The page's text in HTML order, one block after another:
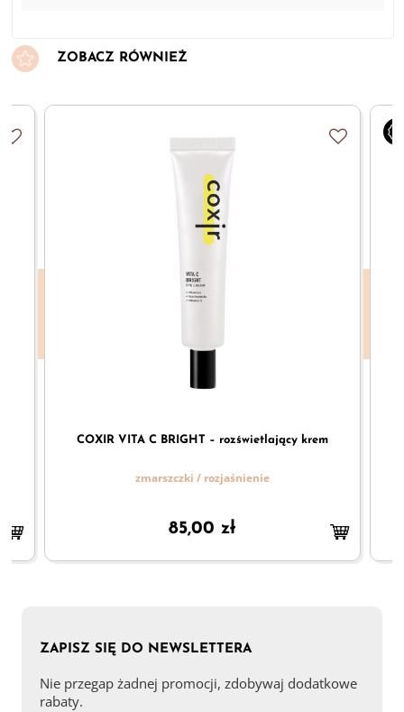
ZOBACZ RÓWNIEŻ
COXIR VITA C BRIGHT – rozświetlający krem
zmarszczki / rozjaśnienie
85,00zł
ZAPISZ SIĘ DO NEWSLETTERA
Nie przegap żadnej promocji, zdobywaj dodatkowe
rabaty.